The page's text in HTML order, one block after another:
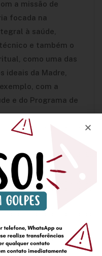
a missão de
focada na
à saúde,
e também o
como uma das
ideais da Madre,
com a
e do Programa de
conta que são
anos,
deixado por
de nossa
Nós,
Imaculada,
a Diretora.